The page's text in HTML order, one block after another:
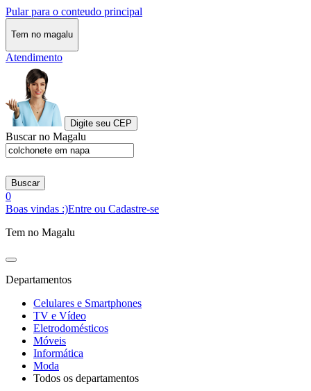
Pular para o conteudo principal
Tem no magalu
Atendimento
Digite seu CEP
Buscar no Magalu
Buscar
0
Boas vindas :)Entre ou Cadastre-se
Tem no Magalu
Departamentos
Celulares e Smartphones
TV e Vídeo
Eletrodomésticos
Móveis
Informática
Moda
Todos os departamentos